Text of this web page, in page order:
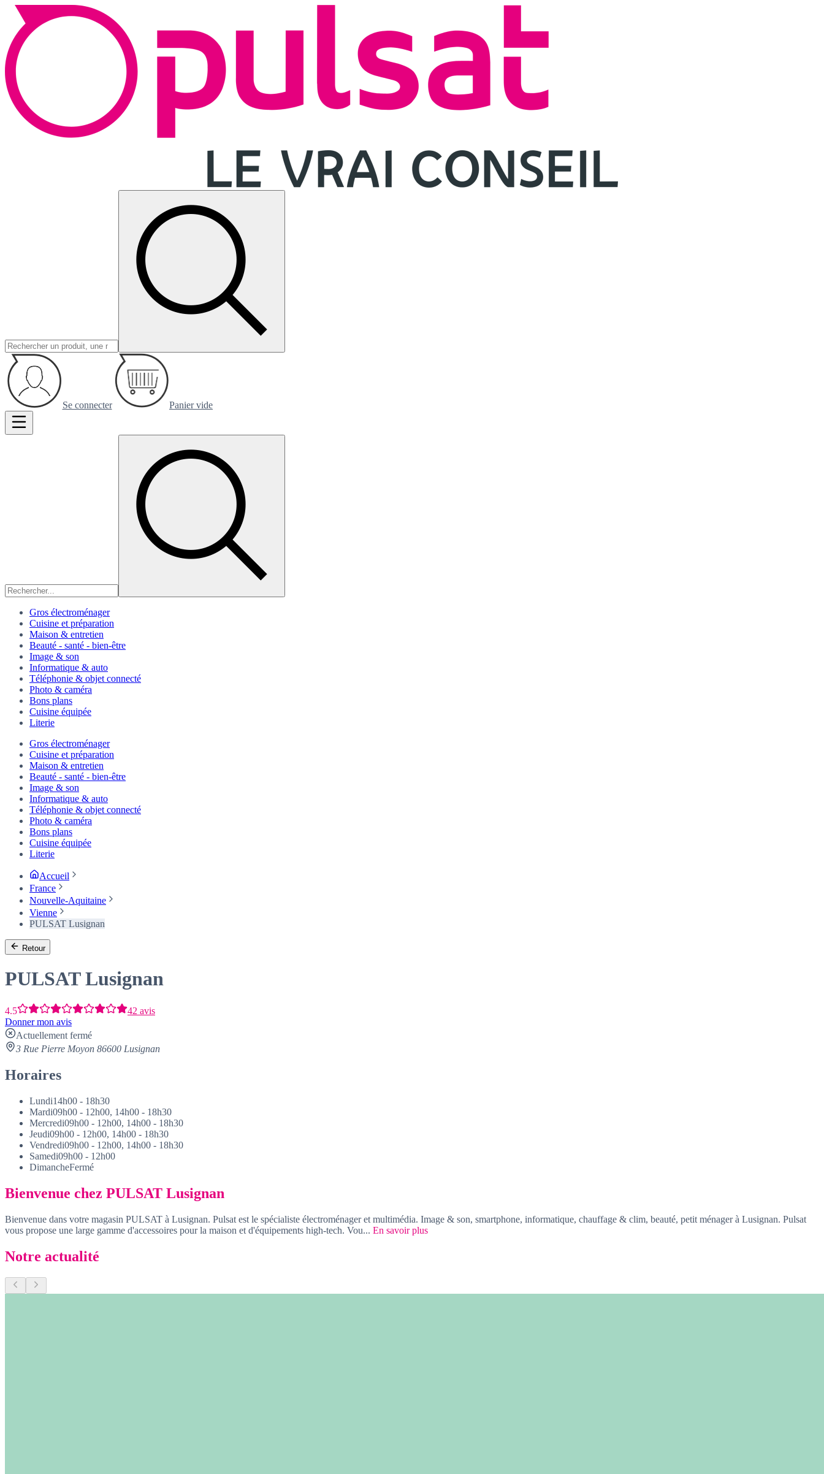
Se connecter Panier vide
Gros électroménager
Cuisine et préparation
Maison & entretien
Beauté - santé - bien-être
Image & son
Informatique & auto
Téléphonie & objet connecté
Photo & caméra
Bons plans
Cuisine équipée
Literie
Gros électroménager
Cuisine et préparation
Maison & entretien
Beauté - santé - bien-être
Image & son
Informatique & auto
Téléphonie & objet connecté
Photo & caméra
Bons plans
Cuisine équipée
Literie
Accueil
France
Nouvelle-Aquitaine
Vienne
PULSAT Lusignan
Retour
PULSAT Lusignan
4.5
42 avis
Donner mon avis
Actuellement fermé
3 Rue Pierre Moyon 86600 Lusignan
Horaires
Lundi14h00 - 18h30
Mardi09h00 - 12h00, 14h00 - 18h30
Mercredi09h00 - 12h00, 14h00 - 18h30
Jeudi09h00 - 12h00, 14h00 - 18h30
Vendredi09h00 - 12h00, 14h00 - 18h30
Samedi09h00 - 12h00
DimancheFermé
Bienvenue chez PULSAT Lusignan
Bienvenue dans votre magasin PULSAT à Lusignan. Pulsat est le spécialiste électroménager et multimédia. Image & son, smartphone, informatique, chauffage & clim, beauté, petit ménager à Lusignan. Pulsat
vous propose une large gamme d'accessoires pour la maison et d'équipements high-tech. Vou... En savoir plus
Notre actualité